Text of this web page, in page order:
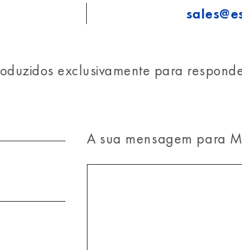
exclusivamente para
A sua mensagem para